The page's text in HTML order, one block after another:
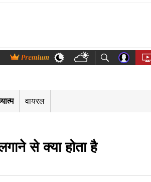
Marathi Bengali Telugu Tamil Kannada
वायरल
से क्या होता है